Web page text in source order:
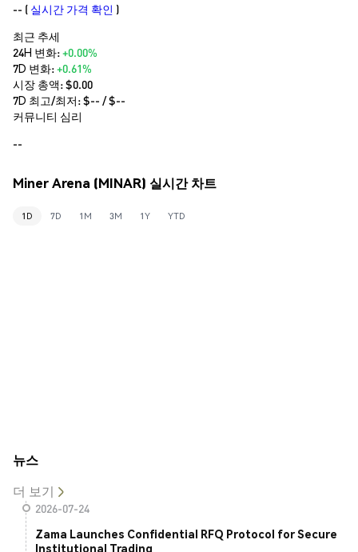
-- ( 실시간 가격 확인 )
최근 추세
24H 변화:+0.00%
7D 변화:+0.61%
시장 총액:$0.00
7D 최고/최저: $-- / $--
커뮤니티 심리
--
Miner Arena (MINAR) 실시간 차트
1D 7D 1M 3M 1Y YTD
뉴스
더 보기
2026-07-24
Zama Launches Confidential RFQ Protocol for Secure
Institutional Trading